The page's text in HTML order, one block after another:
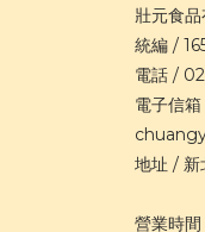
壯元食
統編 /
電話 /
電子信
地址 / 新
營業時